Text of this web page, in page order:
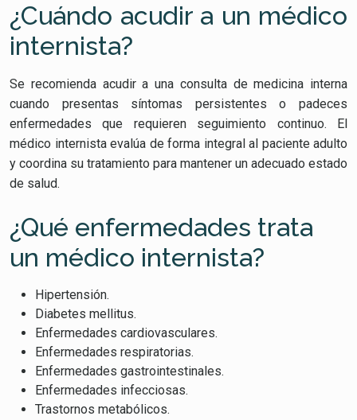
¿Cuándo acudir a un médico
internista?
Se recomienda acudir a una consulta de medicina interna
cuando presentas síntomas persistentes o padeces
enfermedades que requieren seguimiento continuo. El
médico internista evalúa de forma integral al paciente adulto
y coordina su tratamiento para mantener un adecuado estado
de salud.
¿Qué enfermedades trata
un médico internista?
Hipertensión.
Diabetes mellitus.
Enfermedades cardiovasculares.
Enfermedades respiratorias.
Enfermedades gastrointestinales.
Enfermedades infecciosas.
Trastornos metabólicos.